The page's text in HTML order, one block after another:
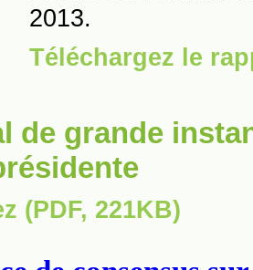
de grande
(PDF, 221KB)